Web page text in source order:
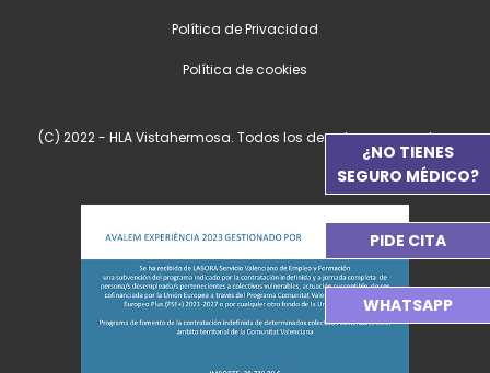
(C) 2022 - HLA Vistahermosa. Todos los derechos reservados.
Política de Privacidad
Política de cookies
¿NO TIENES
SEGURO MÉDICO?
PIDE CITA
WHATSAPP